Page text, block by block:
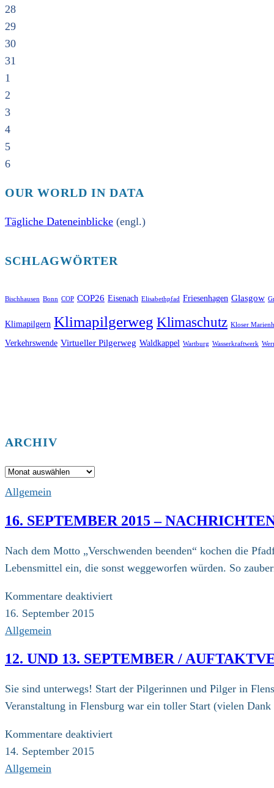
28
29
30
31
1
2
3
4
5
6
OUR WORLD IN DATA
Tägliche Dateneinblicke (engl.)
SCHLAGWÖRTER
Bischhausen Bonn COP COP26 Eisenach Elisabethpfad Friesenhagen Glasgow
Klimapilgern Klimapilgerweg Klimaschutz Kloser
Verkehrswende Virtueller Pilgerweg Waldkappel Wartburg Wasserkraftwerk
ARCHIV
Archiv
Allgemein
16. SEPTEMBER 2015 –
Nach dem Motto „Verschwenden beenden“ kochen die
Lebensmittel ein, die sonst weggeworfen würden. So
Kommentare deaktiviertfür
–
unterwegs
16. September 2015
Allgemein
12. UND 13. SEPTEMBER /
Sie sind unterwegs! Start der Pilgerinnen und Pilger in
Veranstaltung in Flensburg war ein toller Start (vielen
Kommentare deaktiviertfür
14. September 2015
Allgemein